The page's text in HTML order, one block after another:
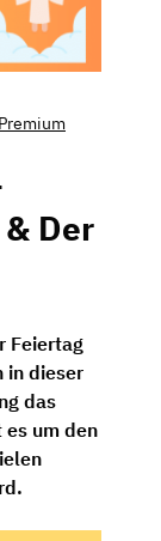
Premium
Der
Feiertag
in dieser
das
um den